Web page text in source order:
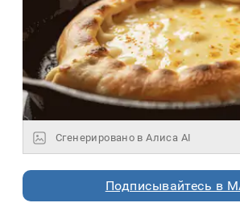
Сгенерировано в Алиса AI
Подписывайтесь в